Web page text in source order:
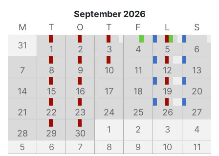
September 2026
M
T O T F L
S
31
1 2 3 4 5 6
7 8 9 10 11 12 13
14 15 16 17 18 19 20
21 22 23 24 25 26 27
28 29 30 1 2 3
4
5
6 7 8 9 10 11